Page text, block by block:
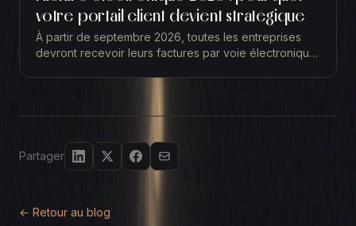
votre portail client devient stratégique
À partir de septembre 2026, toutes les entreprises
devront recevoir leurs factures par voie électronique.
Partager
← Retour au blog